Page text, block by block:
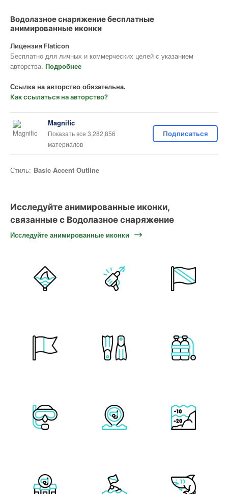
Водолазное снаряжение бесплатные
анимированные иконки
Лицензия Flaticon
Бесплатно для личных и коммерческих целей с указанием
авторства. Подробнее
Ссылка на авторство обязательна.
Как ссылаться на авторство?
Magnific
Показать все 3,282,856
материалов
Подписаться
Стиль: Basic Accent Outline
Исследуйте анимированные иконки,
связанные с Водолазное снаряжение
Исследуйте анимированные иконки